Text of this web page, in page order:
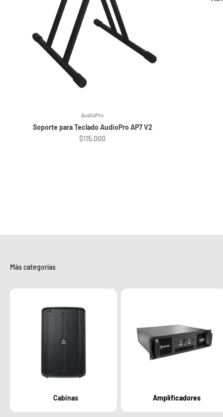
AudioPro
Soporte para Teclado AudioPro AP7 V2
Precio de oferta
$115.000
Más categorías
Cabinas Amplificadores